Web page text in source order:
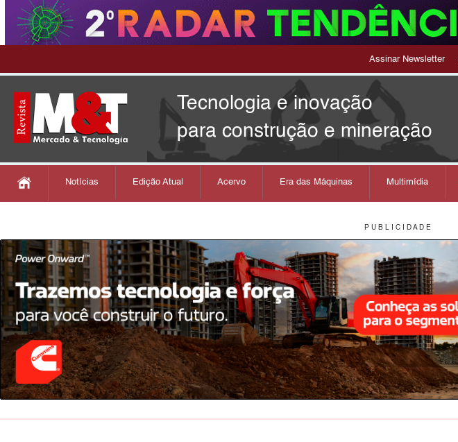
Assinar Newsletter
Tecnologia e inovação
para construção e mineração
Notícias Edição Atual Acervo Era das Máquinas Multimídia
P U B L I C I D A D E